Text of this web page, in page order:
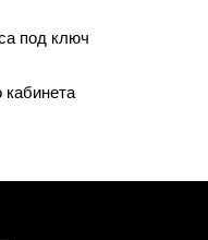
под ключ
кабинета